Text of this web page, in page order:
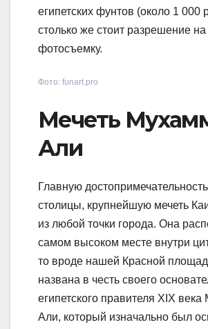
египетских фунтов (около 1 000
столько же стоит разрешение на
фотосъемку.
Фото: funart.pro
Мечеть
Али
Главную
столицы, крупнейшую мечеть
из любой точки города. Она
самом высоком месте внутри
то вроде нашей Красной
названа в честь своего
египетского правителя XIX
Али, который изначально был